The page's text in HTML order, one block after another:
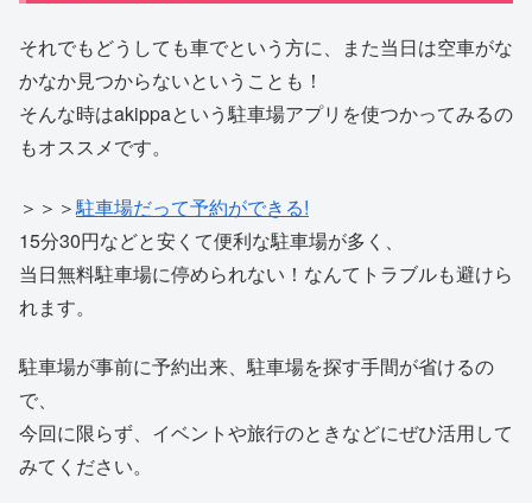
それでもどうしても車でという方に、また当日は空車がな
かなか見つからないということも！
そんな時はakippaという駐車場アプリを使つかってみるの
もオススメです。
＞＞＞駐車場だって予約ができる!
15分30円などと安くて便利な駐車場が多く、
当日無料駐車場に停められない！なんてトラブルも避けら
れます。
駐車場が事前に予約出来、駐車場を探す手間が省けるの
で、
今回に限らず、イベントや旅行のときなどにぜひ活用して
みてください。